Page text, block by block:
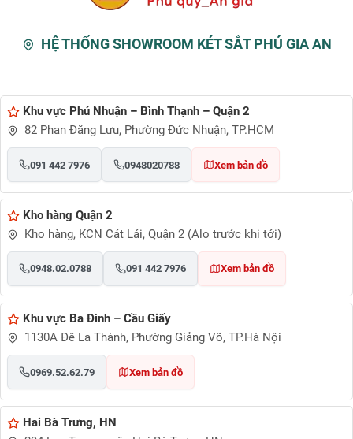
HỆ THỐNG SHOWROOM KÉT SẮT PHÚ GIA AN
Khu vực Phú Nhuận – Bình Thạnh – Quận 2
82 Phan Đăng Lưu, Phường Đức Nhuận, TP.HCM
091 442 7976 0948020788 Xem bản đồ
Kho hàng Quận 2
Kho hàng, KCN Cát Lái, Quận 2 (Alo trước khi tới)
0948.02.0788 091 442 7976 Xem bản đồ
Khu vực Ba Đình – Cầu Giấy
1130A Đê La Thành, Phường Giảng Võ, TP.Hà Nội
0969.52.62.79 Xem bản đồ
Hai Bà Trưng, HN